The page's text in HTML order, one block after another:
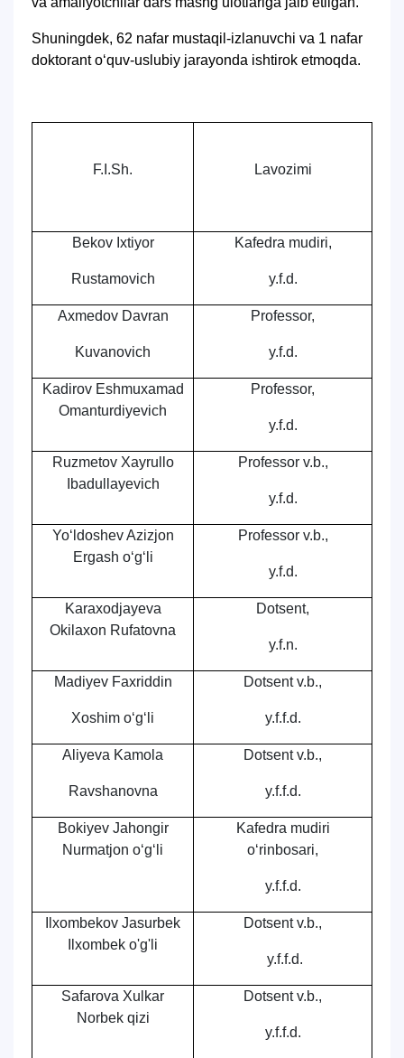
Shuningdek, 62 nafar mustaqil-izlanuvchi va 1 nafar
doktorant oʻquv-uslubiy jarayonda ishtirok etmoqda.
F.I.Sh. Lavozimi
Bekov Ixtiyor
Rustamovich
Kafedra mudiri,
y.f.d.
Axmedov Davran
Kuvanovich
Professor,
y.f.d.
Kadirov Eshmuxamad
Omanturdiyevich
Professor,
y.f.d.
Ruzmetov Xayrullo
Ibadullayevich
Professor v.b.,
y.f.d.
Yo‘ldoshev Azizjon
Ergash o‘g‘li
Professor v.b.,
y.f.d.
Karaxodjayeva
Okilaxon Rufatovna
Dotsent,
y.f.n.
Madiyev Faxriddin
Xoshim o‘g‘li
Dotsent v.b.,
y.f.f.d.
Aliyeva Kamola
Ravshanovna
Dotsent v.b.,
y.f.f.d.
Bokiyev Jahongir
Nurmatjon o‘g‘li
Kafedra mudiri
o‘rinbosari,
y.f.f.d.
Ilxombekov Jasurbek
Ilxombek o'g'li
Dotsent v.b.,
y.f.f.d.
Safarova Xulkar
Norbek qizi
Dotsent v.b.,
y.f.f.d.